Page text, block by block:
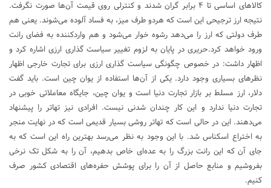
کالا‌های اساسی تا ۴ برابر گران شدند و کنترلی روی قیمت آن‌ها صورت نگرفت.
نتیجه ارز ترجیحی این است که هردو طرف میز، به فساد آلوده می‌شوند. یعنی هم
طرف دولتی که ارز را می‌دهد رشوه خوار می‌شود و هم واردکننده به فضای رانت
ورود خواهد کرد.حریری در پایان به لزوم تغییر سیاست گذاری ارزی اشاره کرد و
اظهار داشت: در خصوص چگونگی سیاست گذاری ارزی برای تجارت خارجی اظهار
نظر‌های بسیاری وجود دارد. یکی از آن‌ها استفاده از یوان چین است. باید گفت
دلار، ارز مسلط بر بازار تجارت دنیا است و یوان چین، جایگاه معاملاتی خوبی در
تجارت دنیا ندارد و این کار چندان شدنی نیست. افرادی نیز تهاتر را پیشنهاد
می‌دهند. این در حالی است که تهاتر روشی بسیار قدیمی است که در نهایت منجر
به اختراع اسکناس شد. با این وجود به نظر می‌رسد بهترین راه این است که به
جای آن که این رانت بزرگ را به عده‌ای خاص بدهیم، آن را به شکل تک نرخی
بفروشیم و منابع حاصل از آن را برای پوشش حفره‌های اقتصادی کشور صرف
کنیم.